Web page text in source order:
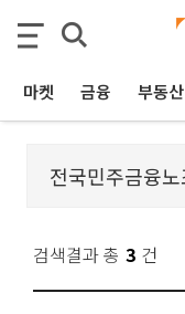
마켓 금융 부동산
검색결과 총 3 건